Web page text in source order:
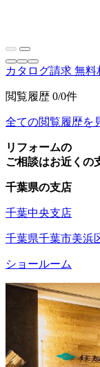
カタログ請求 無料
閲覧履歴 0/0件
全ての閲覧履歴を
リフォームの
ご相談はお近くの
千葉県の支店
千葉中央支店
千葉県千葉市美浜
ショールーム